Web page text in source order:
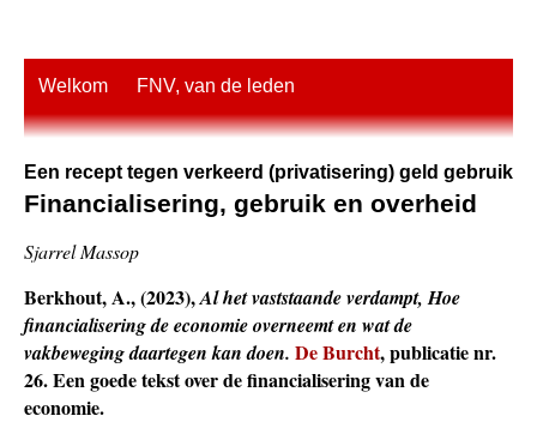
Welkom FNV, van de leden
Een recept tegen verkeerd (privatisering) geld gebruik
Financialisering, gebruik en overheid
Sjarrel Massop
Berkhout, A., (2023),Al het vaststaande verdampt, Hoe
financialisering de economie overneemt en wat de
vakbeweging daartegen kan doen. De Burcht, publicatie nr.
26. Een goede tekst over de financialisering van de
economie.